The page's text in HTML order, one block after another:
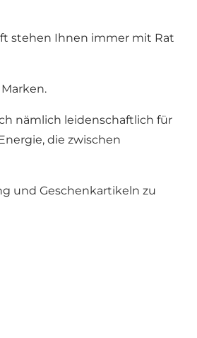
stehen Ihnen immer mit Rat
nämlich leidenschaftlich für
die zwischen
und Geschenkartikeln zu